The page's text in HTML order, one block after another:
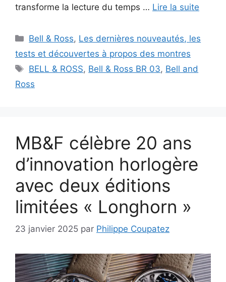
transforme la lecture du temps … Lire la suite
Catégories
Bell & Ross, Les dernières nouveautés, les
tests et découvertes à propos des montres
Étiquettes
BELL & ROSS, Bell & Ross BR 03, Bell and
Ross
MB&F célèbre 20 ans
d’innovation horlogère
avec deux éditions
limitées « Longhorn »
23 janvier 2025 par Philippe Coupatez